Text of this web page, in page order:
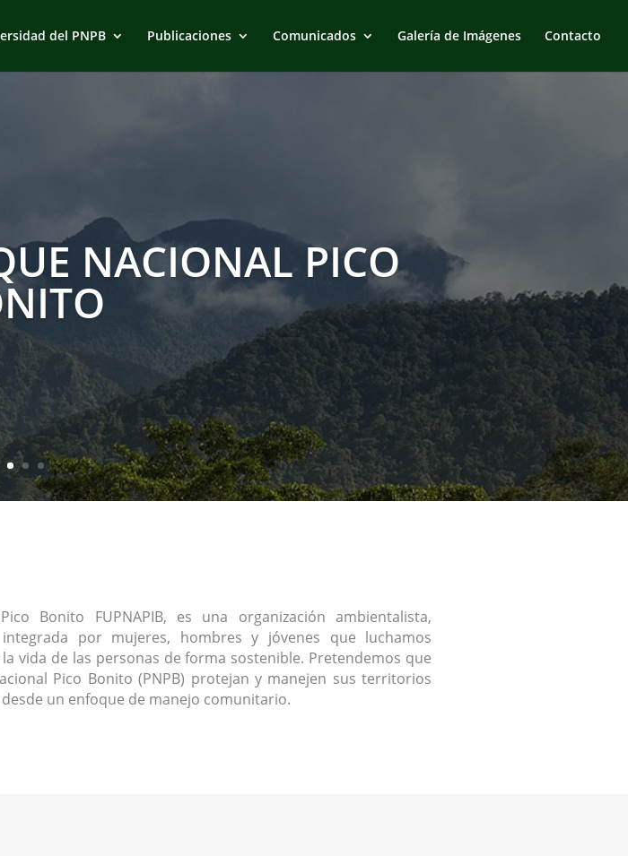
del PNPB Publicaciones Comunicados Galería de Imágenes Contacto
NACIONAL PICO
Bonito FUPNAPIB, es una organización ambientalista,
por mujeres, hombres y jóvenes que luchamos
vida de las personas de forma sostenible. Pretendemos que
Pico Bonito (PNPB) protejan y manejen sus territorios
un enfoque de manejo comunitario.